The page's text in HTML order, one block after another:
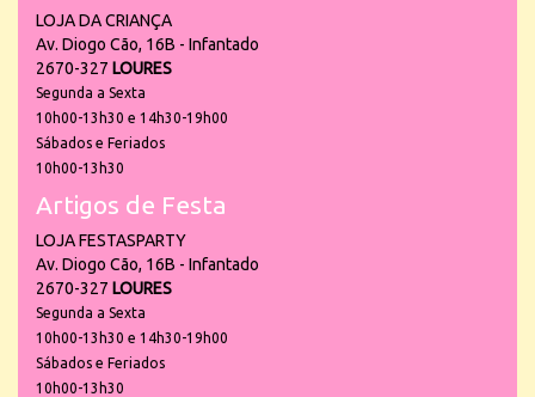
LOJA DA CRIANÇA
Av. Diogo Cão, 16B - Infantado
2670-327 LOURES
Segunda a Sexta
10h00-13h30 e 14h30-19h00
Sábados e Feriados
10h00-13h30
Artigos de Festa
LOJA FESTASPARTY
Av. Diogo Cão, 16B - Infantado
2670-327 LOURES
Segunda a Sexta
10h00-13h30 e 14h30-19h00
Sábados e Feriados
10h00-13h30